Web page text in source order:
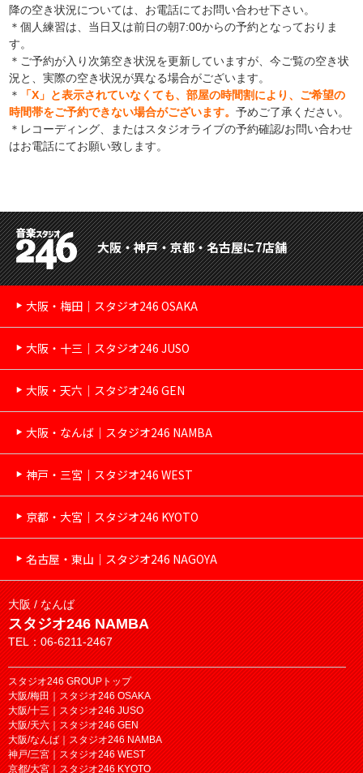
降の空き状況については、お電話にてお問い合わせ下さい。
＊個人練習は、当日又は前日の朝7:00からの予約となっておりま
す。
＊ご予約が入り次第空き状況を更新していますが、今ご覧の空き状
況と、実際の空き状況が異なる場合がございます。
＊
「X」と表示されていなくても、部屋の時間割により、ご希望の
時間帯をご予約できない場合がございます。予めご了承ください。
＊レコーディング、またはスタジオライブの予約確認/お問い合わせ
はお電話にてお願い致します。
大阪・神戸・京都・名古屋に7店舗
大阪・梅田｜スタジオ246 OSAKA
大阪・十三｜スタジオ246 JUSO
大阪・天六｜スタジオ246 GEN
大阪・なんば｜スタジオ246 NAMBA
神戸・三宮｜スタジオ246 WEST
京都・大宮｜スタジオ246 KYOTO
名古屋・東山｜スタジオ246 NAGOYA
大阪 / なんば
スタジオ246 NAMBA
TEL：06-6211-2467
スタジオ246 GROUPトップ
大阪/梅田｜スタジオ246 OSAKA
大阪/十三｜スタジオ246 JUSO
大阪/天六｜スタジオ246 GEN
大阪/なんば｜スタジオ246 NAMBA
神戸/三宮｜スタジオ246 WEST
京都/大宮｜スタジオ246 KYOTO